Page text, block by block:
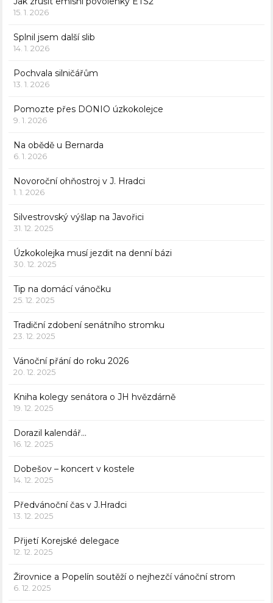
15. 1. 2026
Splnil jsem další slib
14. 1. 2026
Pochvala silničářům
13. 1. 2026
Pomozte přes DONIO úzkokolejce
9. 1. 2026
Na obědě u Bernarda
6. 1. 2026
Novoroční ohňostroj v J. Hradci
1. 1. 2026
Silvestrovský výšlap na Javořici
31. 12. 2025
Úzkokolejka musí jezdit na denní bázi
30. 12. 2025
Tip na domácí vánočku
25. 12. 2025
Tradiční zdobení senátního stromku
23. 12. 2025
Vánoční přání do roku 2026
20. 12. 2025
Kniha kolegy senátora o JH hvězdárně
19. 12. 2025
Dorazil kalendář…
16. 12. 2025
Dobešov – koncert v kostele
14. 12. 2025
Předvánoční čas v J.Hradci
13. 12. 2025
Přijetí Korejské delegace
12. 12. 2025
Žirovnice a Popelín soutěží o nejhezčí vánoční strom
6. 12. 2025